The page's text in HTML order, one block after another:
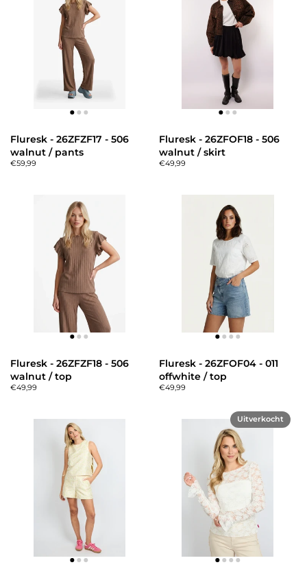
Fluresk - 26ZFZF17 - 506
walnut / pants
€59,99
Fluresk - 26ZFOF18 - 506
walnut / skirt
€49,99
Fluresk - 26ZFZF18 - 506
walnut / top
€49,99
Fluresk - 26ZFOF04 - 011
offwhite / top
€49,99
Uitverkocht